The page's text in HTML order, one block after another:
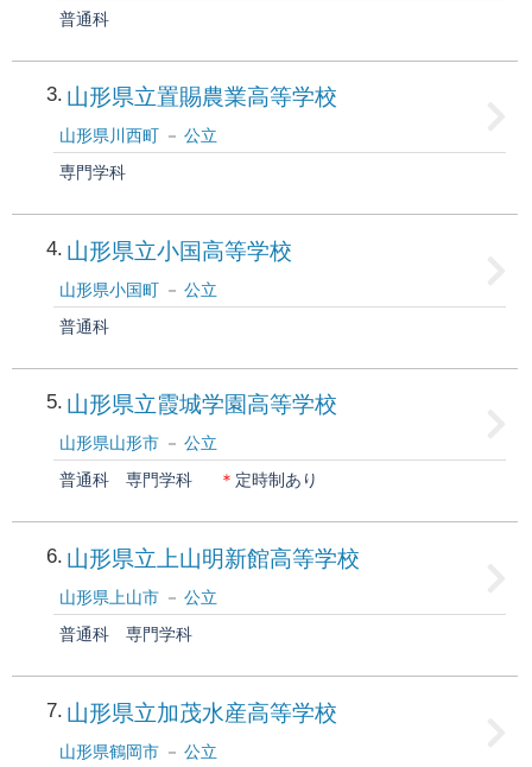
普通科
3 山形県立置賜農業高等学校
山形県川西町
公立
専門学科
4 山形県立小国高等学校
山形県小国町
公立
普通科
5 山形県立霞城学園高等学校
山形県山形市
公立
普通科
専門学科 ＊ 定時制あり
6 山形県立上山明新館高等学校
山形県上山市
公立
普通科
専門学科
7 山形県立加茂水産高等学校
山形県鶴岡市
公立